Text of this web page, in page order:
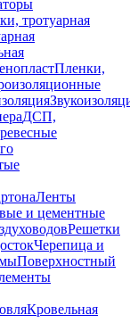
тротуарная
Пленки,
ДСП,
Ленты
и цементные
Решетки
Черепица и
Поверхностный
Кровельная